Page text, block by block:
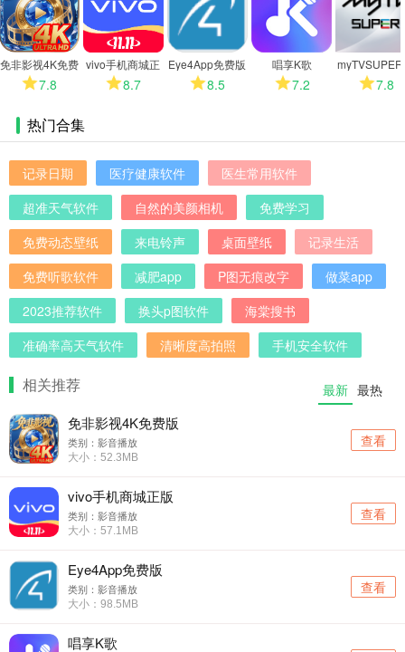
多
免非影视4K免费
版7.8
vivo手机商城正
版8.7
Eye4App免费版
8.5
唱享K歌
7.2
能电视版
7.8
热门合集
记录日期 医疗健康软件
医生常用软件
超准天气软件
自然的美颜相机
免费学习
免费动态壁纸
来电铃声 桌面壁纸
记录生活
免费听歌软件
减肥app P图无痕改字
做菜app
2023推荐软件
换头p图软件
海棠搜书
准确率高天气软件
清晰度高拍照 手机安全软件
相关推荐 最新 最热
免非影视4K免费版
类别：影音播放
大小：52.3MB
查看
vivo手机商城正版
类别：影音播放
大小：57.1MB
查看
Eye4App免费版
类别：影音播放
大小：98.5MB
查看
唱享K歌